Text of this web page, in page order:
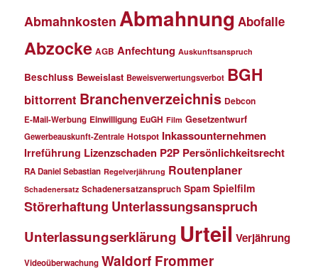
Abmahnkosten Abmahnung Abofalle
Abzocke AGB Anfechtung Auskunftsanspruch
Beschluss Beweislast Beweisverwertungsverbot BGH
bittorrent Branchenverzeichnis Debcon
E-Mail-Werbung Einwilligung EuGH Film Gesetzentwurf
Gewerbeauskunft-Zentrale Hotspot Inkassounternehmen
Irreführung Lizenzschaden P2P Persönlichkeitsrecht
RA Daniel Sebastian Regelverjährung Routenplaner
Schadenersatz Schadenersatzanspruch Spam Spielfilm
Störerhaftung Unterlassungsanspruch
Unterlassungserklärung Urteil Verjährung
Videoüberwachung Waldorf Frommer